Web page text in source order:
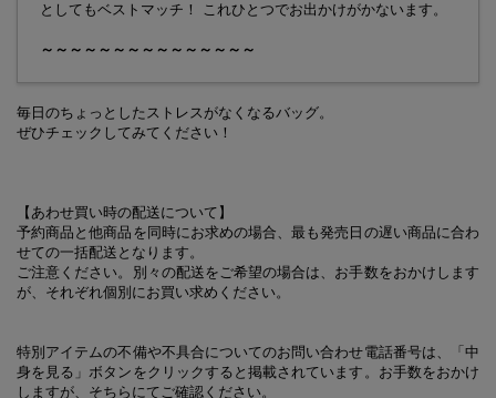
としてもベストマッチ！ これひとつでお出かけがかないます。
～～～～～～～～～～～～～～～
毎日のちょっとしたストレスがなくなるバッグ。
ぜひチェックしてみてください！
【あわせ買い時の配送について】
予約商品と他商品を同時にお求めの場合、最も発売日の遅い商品に合わ
せての一括配送となります。
ご注意ください。別々の配送をご希望の場合は、お手数をおかけします
が、それぞれ個別にお買い求めください。
特別アイテムの不備や不具合についてのお問い合わせ電話番号は、「中
身を見る」ボタンをクリックすると掲載されています。お手数をおかけ
しますが、そちらにてご確認ください。